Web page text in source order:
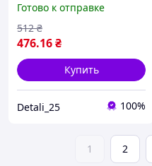
(6PK1750) 0500061750
Крос код WG2216748
Готово к отправке
476.16₴
512 ₴
Купить
Detali_25 100%
1 2